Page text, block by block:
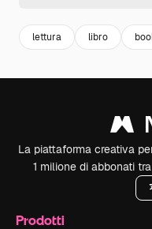
lettura libro
La piattaforma creativa
1 milione di abbonati
Prodotti